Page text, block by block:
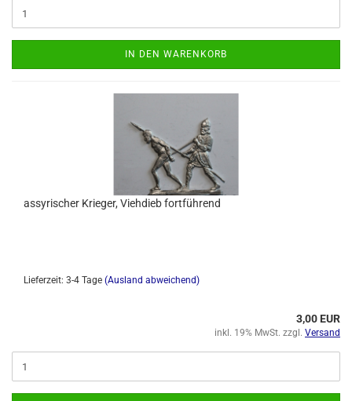
IN DEN WARENKORB
assyrischer Krieger, Viehdieb fortführend
Lieferzeit: 3-4 Tage (Ausland abweichend)
3,00 EUR
inkl. 19% MwSt. zzgl. Versand